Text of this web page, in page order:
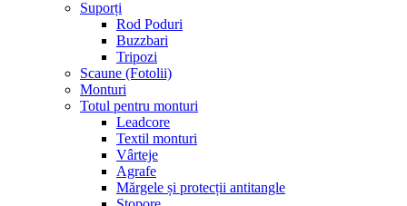
Suporți
Rod Poduri
Buzzbari
Tripozi
Scaune (Fotolii)
Monturi
Totul pentru monturi
Leadcore
Textil monturi
Vârteje
Agrafe
Mărgele și protecții antitangle